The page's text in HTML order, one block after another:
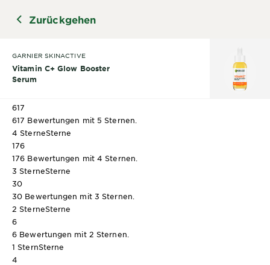
Zurückgehen
GARNIER SKINACTIVE
Vitamin C+ Glow Booster
Serum
Beurteilungsüberblick
Wähle unten eine Reihe aus, um Bewertungen zu filtern.
617
617 Bewertungen mit 5 Sternen.
4 SterneSterne
176
176 Bewertungen mit 4 Sternen.
3 SterneSterne
30
30 Bewertungen mit 3 Sternen.
2 SterneSterne
6
6 Bewertungen mit 2 Sternen.
1 SternSterne
4